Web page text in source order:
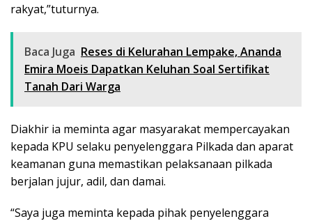
rakyat,”tuturnya.
Baca Juga Reses di Kelurahan Lempake, Ananda
Emira Moeis Dapatkan Keluhan Soal Sertifikat
Tanah Dari Warga
Diakhir ia meminta agar masyarakat mempercayakan
kepada KPU selaku penyelenggara Pilkada dan aparat
keamanan guna memastikan pelaksanaan pilkada
berjalan jujur, adil, dan damai.
“Saya juga meminta kepada pihak penyelenggara